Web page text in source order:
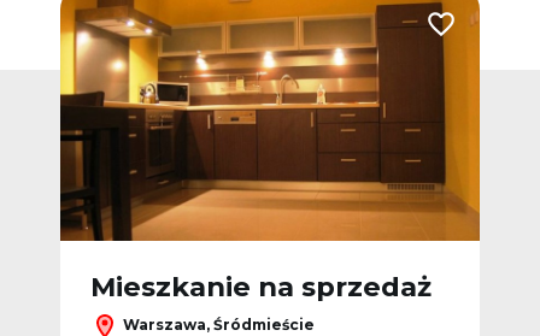
Dodaj do ulubionych Dodaj do
Mieszkanie na sprzedaż
Warszawa, Śródmieście